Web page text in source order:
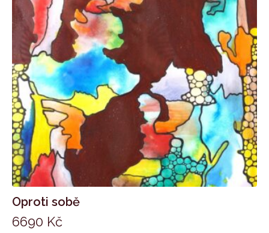
Oproti sobě
6690 Kč